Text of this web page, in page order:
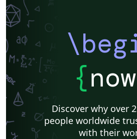
{now
Discover why over
people worldwide
with their